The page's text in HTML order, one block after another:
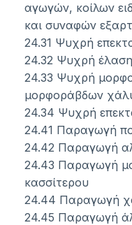
αγωγών, κοίλων
και συναφών
24.31 Ψυχρή
24.32 Ψυχρή
24.33 Ψυχρή
μορφοράβδων
24.34 Ψυχρή
24.41 Παραγωγή
24.42 Παραγωγή
24.43 Παραγωγή
κασσίτερου
24.44 Παραγωγή
24.45 Παραγωγή